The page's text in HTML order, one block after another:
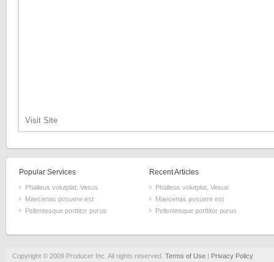
Visit Site
Popular Services
Phalleus volutplat, Vesus
Maecenas posuere est
Pellentesque porttitor purus
Recent Articles
Phalleus volutplat, Vesus
Maecenas posuere est
Pellentesque porttitor purus
Copyright © 2009 Producer Inc. All rights reserved. Terms of Use| Privacy Policy